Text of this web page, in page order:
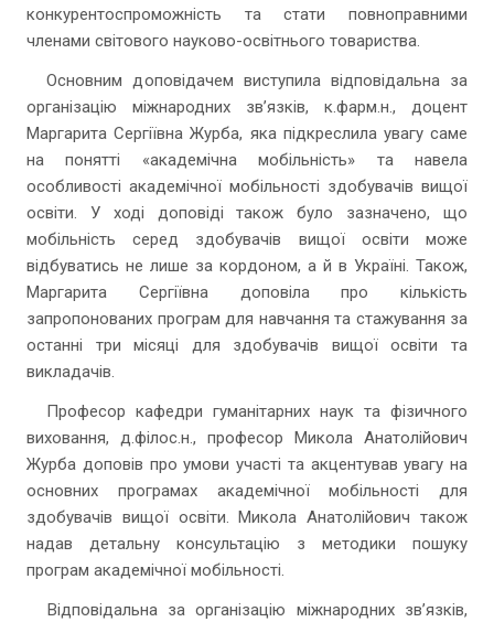
конкурентоспроможність та стати повноправними
членами світового науково-освітнього товариства.
Основним доповідачем виступила відповідальна за
організацію міжнародних зв’язків, к.фарм.н., доцент
Маргарита Сергіївна Журба, яка підкреслила увагу саме
на понятті «академічна мобільність» та навела
особливості академічної мобільності здобувачів вищої
освіти. У ході доповіді також було зазначено, що
мобільність серед здобувачів вищої освіти може
відбуватись не лише за кордоном, а й в Україні. Також,
Маргарита Сергіївна доповіла про кількість
запропонованих програм для навчання та стажування за
останні три місяці для здобувачів вищої освіти та
викладачів.
Професор кафедри гуманітарних наук та фізичного
виховання, д.філос.н., професор Микола Анатолійович
Журба доповів про умови участі та акцентував увагу на
основних програмах академічної мобільності для
здобувачів вищої освіти. Микола Анатолійович також
надав детальну консультацію з методики пошуку
програм академічної мобільності.
Відповідальна за організацію міжнародних зв’язків,